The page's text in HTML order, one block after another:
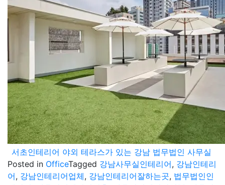
서초인테리어 야외 테라스가 있는 강남 법무법인 사무실
Posted in OfficeTagged 강남사무실인테리어, 강남인테리
어, 강남인테리어업체, 강남인테리어잘하는곳, 법무법인인